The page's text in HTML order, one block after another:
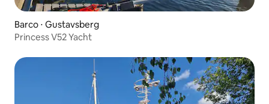
Barco ⋅ Gustavsberg
Princess V52 Yacht